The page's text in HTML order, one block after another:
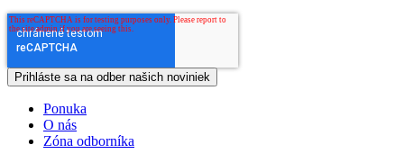
Ponuka
O nás
Zóna odborníka